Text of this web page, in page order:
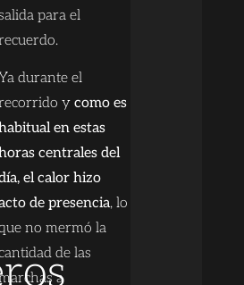
para el
durante el
ycomo es
en estas
centrales del
el calor hizo
de presencia, lo
no mermó la
de las
a